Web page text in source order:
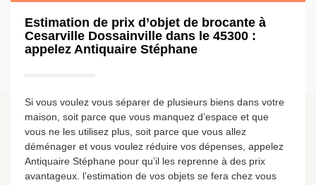
Estimation de prix d’objet de brocante à
Cesarville Dossainville dans le 45300 :
appelez Antiquaire Stéphane
Si vous voulez vous séparer de plusieurs biens dans votre
maison, soit parce que vous manquez d’espace et que
vous ne les utilisez plus, soit parce que vous allez
déménager et vous voulez réduire vos dépenses, appelez
Antiquaire Stéphane pour qu’il les reprenne à des prix
avantageux. l’estimation de vos objets se fera chez vous